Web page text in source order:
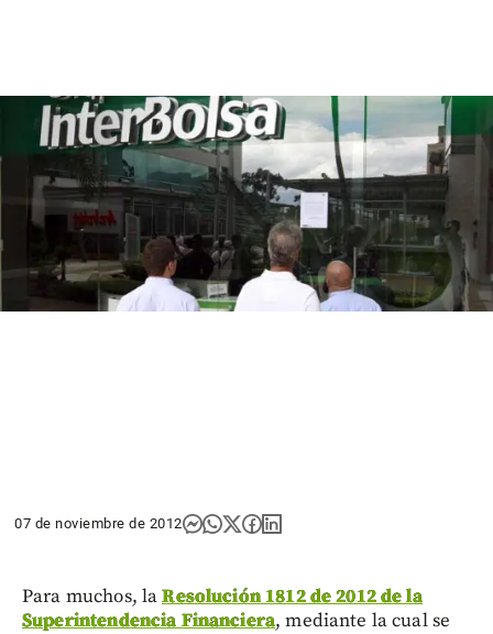
07 de noviembre de 2012
Para muchos, laResolución 1812 de 2012 de la
Superintendencia Financiera, mediante la cual se